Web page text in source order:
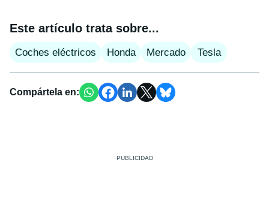
Este artículo trata sobre...
Coches eléctricos Honda Mercado Tesla
Compártela en: